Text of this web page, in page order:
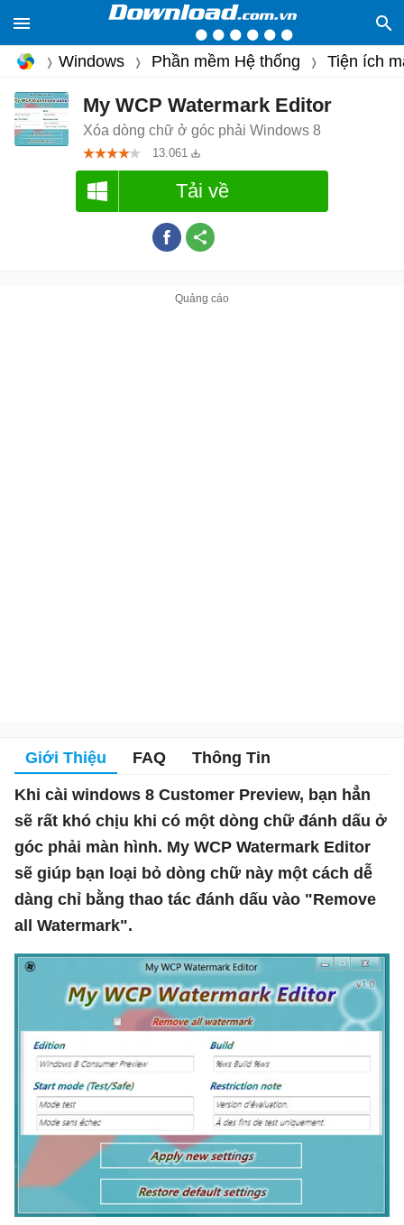
Windows Phần mềm Hệ thống Tiện ích
My WCP Watermark Editor
Xóa dòng chữ ở góc phải Windows 8
13.061
Tải về
Giới Thiệu FAQ Thông Tin
Khi cài windows 8 Customer Preview, bạn hẳn
sẽ rất khó chịu khi có một dòng chữ đánh dấu ở
góc phải màn hình. My WCP Watermark Editor
sẽ giúp bạn loại bỏ dòng chữ này một cách dễ
dàng chỉ bằng thao tác đánh dấu vào "Remove
all Watermark".